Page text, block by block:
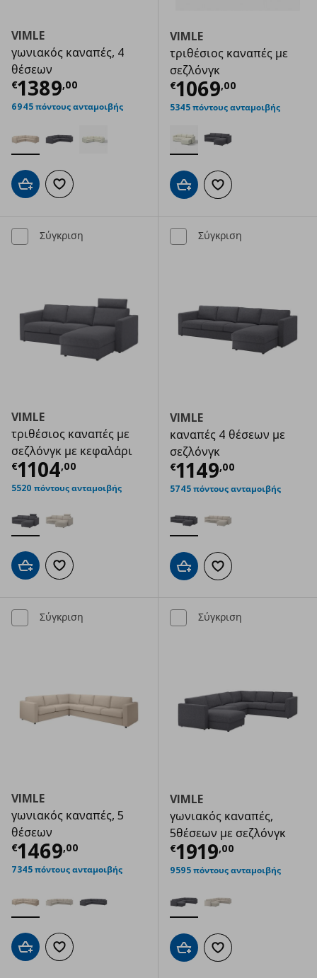
VIMLE
γωνιακός καναπές, 4
θέσεων
€1389,00
Τρέχουσα τιμή € 1389,00
6945 πόντους ανταμοιβής
Προσθήκη στο καλάθι
Προσθήκη στα αγαπημένα
VIMLE
τριθέσιος καναπές με
σεζλόνγκ
€1069,00
Τρέχουσα
5345 πόντους ανταμοιβής
Προσθήκη στο καλάθι
Προσθήκη στα
Σύγκριση
VIMLE
τριθέσιος καναπές με
σεζλόνγκ με κεφαλάρι
€1104,00
Τρέχουσα τιμή € 1104,00
5520 πόντους ανταμοιβής
Προσθήκη στο καλάθι
Προσθήκη στα αγαπημένα
Σύγκριση
VIMLE
καναπές 4 θέσεων με
σεζλόνγκ
€1149,00
Τρέχουσα
5745 πόντους ανταμοιβής
Προσθήκη στο καλάθι
Προσθήκη στα
Σύγκριση
VIMLE
γωνιακός καναπές, 5
θέσεων
€1469,00
Τρέχουσα τιμή € 1469,00
7345 πόντους ανταμοιβής
Προσθήκη στο καλάθι
Προσθήκη στα αγαπημένα
Σύγκριση
VIMLE
γωνιακός καναπές,
5θέσεων με σεζλόνγκ
€1919,00
Τρέχουσα
9595 πόντους ανταμοιβής
Προσθήκη στο καλάθι
Προσθήκη στα